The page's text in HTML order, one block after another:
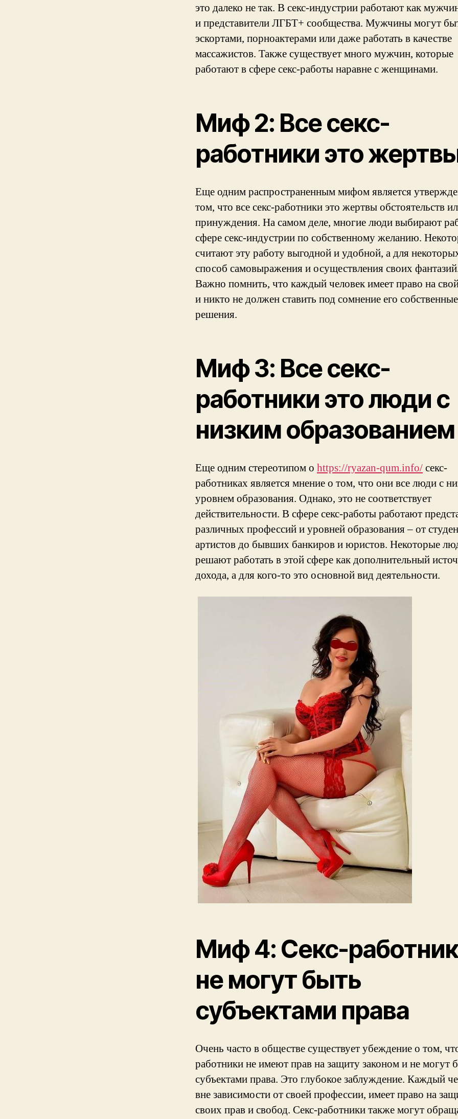
это далеко не так. В секс-индустрии работают как
и представители ЛГБТ+ сообщества. Мужчины могут
эскортами, порноактерами или даже работать в качестве
массажистов. Также существует много мужчин, которые
работают в сфере секс-работы наравне с женщинами.
Миф 2: Все секс-
работники это
Еще одним распространенным мифом является
том, что все секс-работники это жертвы обстоятельств
принуждения. На самом деле, многие люди выбирают
сфере секс-индустрии по собственному желанию.
считают эту работу выгодной и удобной, а для
способ самовыражения и осуществления своих
Важно помнить, что каждый человек имеет право на
и никто не должен ставить под сомнение его собственные
решения.
Миф 3: Все секс-
работники это люди с
низким образованием
Еще одним стереотипом о https://ryazan-qum.info/секс-
работниках является мнение о том, что они все люди с
уровнем образования. Однако, это не соответствует
действительности. В сфере секс-работы работают
различных профессий и уровней образования – от
артистов до бывших банкиров и юристов. Некоторые
решают работать в этой сфере как дополнительный
дохода, а для кого-то это основной вид деятельности.
Миф 4: Секс-
не могут быть
субъектами права
Очень часто в обществе существует убеждение о том,
работники не имеют прав на защиту законом и не могут
субъектами права. Это глубокое заблуждение. Каждый
вне зависимости от своей профессии, имеет право на
своих прав и свобод. Секс-работники также могут